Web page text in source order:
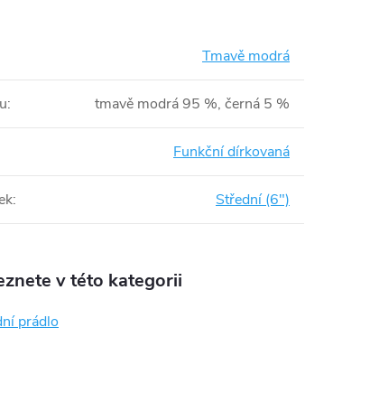
Tmavě modrá
: tmavě modrá 95 %, černá 5 %
Funkční dírkovaná
: Střední (6")
v této kategorii
prádlo